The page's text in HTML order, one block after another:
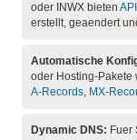
oder INWX bieten
erstellt, geaendert
Automatische
oder Hosting-
A-Records, MX-
Dynamic DNS: Fuer